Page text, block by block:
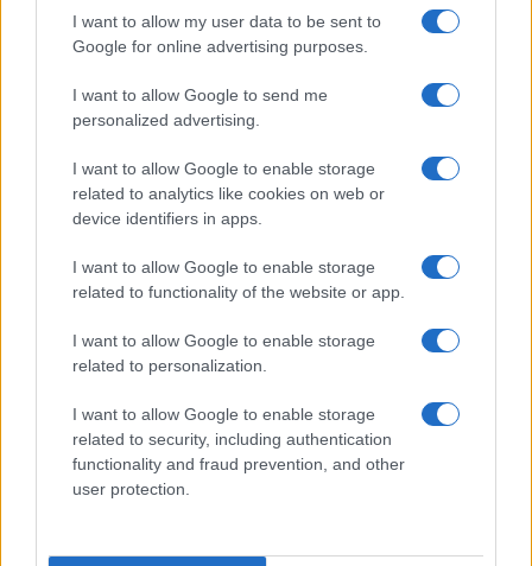
I want to allow my user data to be sent to
Google for online advertising purposes.
I want to allow Google to send me
personalized advertising.
I want to allow Google to enable storage
related to analytics like cookies on web or
device identifiers in apps.
I want to allow Google to enable storage
related to functionality of the website or app.
I want to allow Google to enable storage
related to personalization.
I want to allow Google to enable storage
related to security, including authentication
functionality and fraud prevention, and other
user protection.